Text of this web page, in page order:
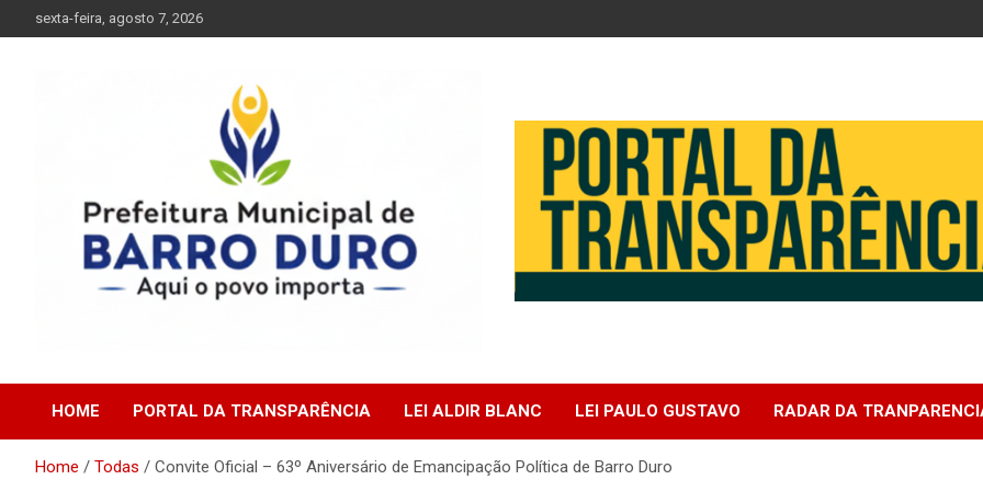
to
sexta-feira, agosto 7, 2026
Prefeitura Municipal de
Barro Duro do Piauí –
HOME PORTAL DA TRANSPARÊNCIA LEI ALDIR BLANC LEI PAULO GUSTAVO RADAR DA
Home Todas Convite Oficial – 63º Aniversário de Emancipação Política de Barro Duro